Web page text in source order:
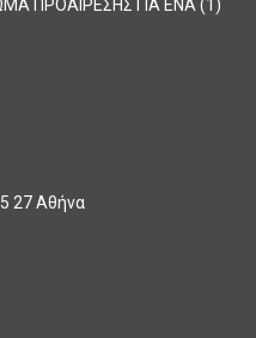
ΠΡΟΑΙΡΕΣΗΣ ΓΙΑ ΕΝΑ (1)
27 Αθήνα